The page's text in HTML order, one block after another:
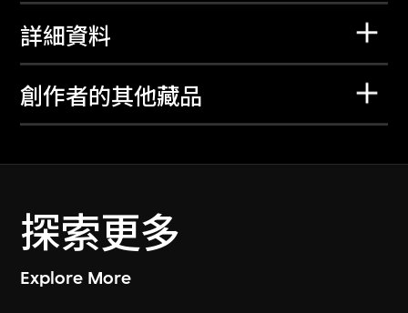
詳細資料
創作者的其他藏品
探索更多
Explore More